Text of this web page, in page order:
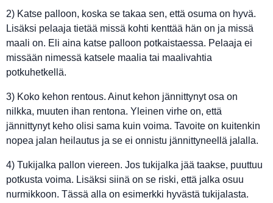
2) Katse palloon, koska se takaa sen, että osuma on hyvä.
Lisäksi pelaaja tietää missä kohti kenttää hän on ja missä
maali on. Eli aina katse palloon potkaistaessa. Pelaaja ei
missään nimessä katsele maalia tai maalivahtia
potkuhetkellä.
3) Koko kehon rentous. Ainut kehon jännittynyt osa on
nilkka, muuten ihan rentona. Yleinen virhe on, että
jännittynyt keho olisi sama kuin voima. Tavoite on kuitenkin
nopea jalan heilautus ja se ei onnistu jännittyneellä jalalla.
4) Tukijalka pallon viereen. Jos tukijalka jää taakse, puuttuu
potkusta voima. Lisäksi siinä on se riski, että jalka osuu
nurmikkoon. Tässä alla on esimerkki hyvästä tukijalasta.